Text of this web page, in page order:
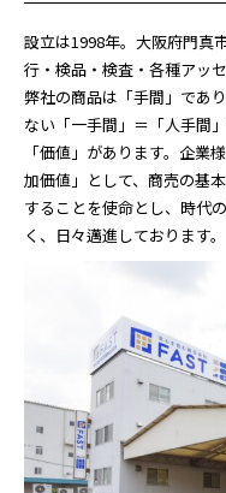
設立は1998年。大阪府門真
行・検品・検査・各種アッ
弊社の商品は「手間」であ
ない「一手間」＝「人手間
「価値」があります。企業
加価値」として、商売の基
することを使命とし、時代
く、日々邁進しております。